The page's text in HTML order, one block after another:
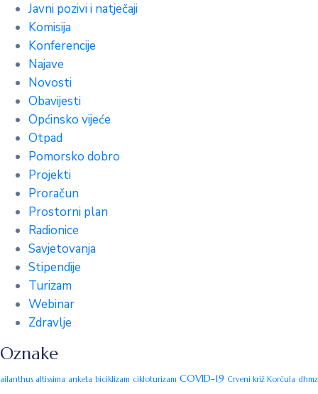
Javni pozivi i natječaji
Komisija
Konferencije
Najave
Novosti
Obavijesti
Općinsko vijeće
Otpad
Pomorsko dobro
Projekti
Proračun
Prostorni plan
Radionice
Savjetovanja
Stipendije
Turizam
Webinar
Zdravlje
Oznake
ailanthus altissima anketa biciklizam cikloturizam COVID-19 Crveni križ Korčula dhmz